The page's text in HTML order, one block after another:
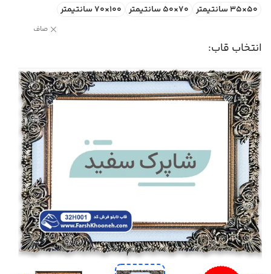
50×35 سانتیمتر 70×50 سانتیمتر 100×70 سانتیمتر
صاف
انتخاب قاب: